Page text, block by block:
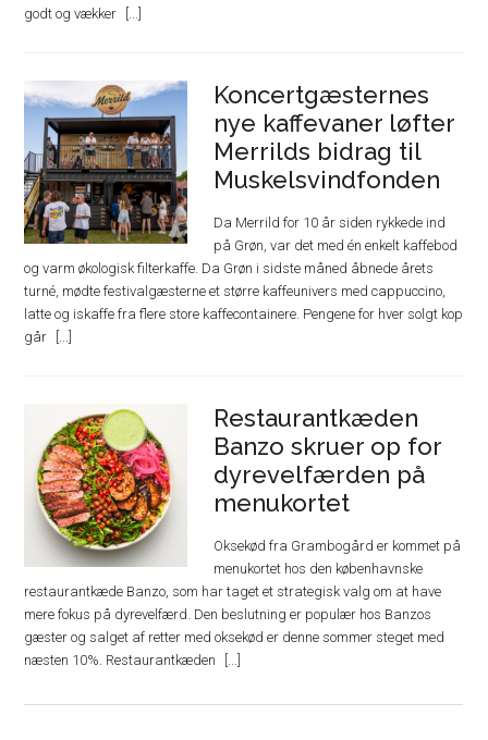
godt og vækker
Koncertgæsternes
nye kaffevaner løfter
Merrilds bidrag til
Muskelsvindfonden
Da Merrild for 10 år siden rykkede ind
på Grøn, var det med én enkelt kaffebod
og varm økologisk filterkaffe. Da Grøn i sidste måned åbnede årets
turné, mødte festivalgæsterne et større kaffeunivers med cappuccino,
latte og iskaffe fra flere store kaffecontainere. Pengene for hver solgt kop
går
Restaurantkæden
Banzo skruer op for
dyrevelfærden på
menukortet
Oksekød fra Grambogård er kommet på
menukortet hos den københavnske
restaurantkæde Banzo, som har taget et strategisk valg om at have
mere fokus på dyrevelfærd. Den beslutning er populær hos Banzos
gæster og salget af retter med oksekød er denne sommer steget med
næsten 10%. Restaurantkæden